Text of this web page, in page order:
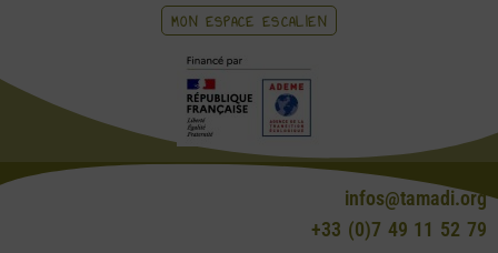
MON ESPACE ESCALIEN
infos@tamadi.org
+33 (0)7 49 11 52 79